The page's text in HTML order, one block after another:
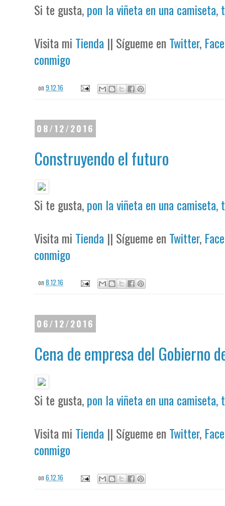
Si te gusta,pon la viñeta en una camiseta,
Visita mi Tienda || Sígueme en Twitter,
conmigo
on9.12.16
08/12/2016
Construyendo el futuro
Si te gusta,pon la viñeta en una camiseta,
Visita mi Tienda || Sígueme en Twitter,
conmigo
on8.12.16
06/12/2016
Cena de empresa del Gobierno
Si te gusta,pon la viñeta en una camiseta,
Visita mi Tienda || Sígueme en Twitter,
conmigo
on6.12.16